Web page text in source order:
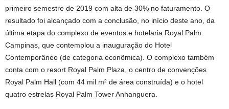
primeiro semestre de 2019 com alta de 30% no faturamento. O
resultado foi alcançado com a conclusão, no início deste ano, da
última etapa do complexo de eventos e hotelaria Royal Palm
Campinas, que contemplou a inauguração do Hotel
Contemporâneo (de categoria econômica). O complexo também
conta com o resort Royal Palm Plaza, o centro de convenções
Royal Palm Hall (com 44 mil m² de área construída) e o hotel
quatro estrelas Royal Palm Tower Anhanguera.